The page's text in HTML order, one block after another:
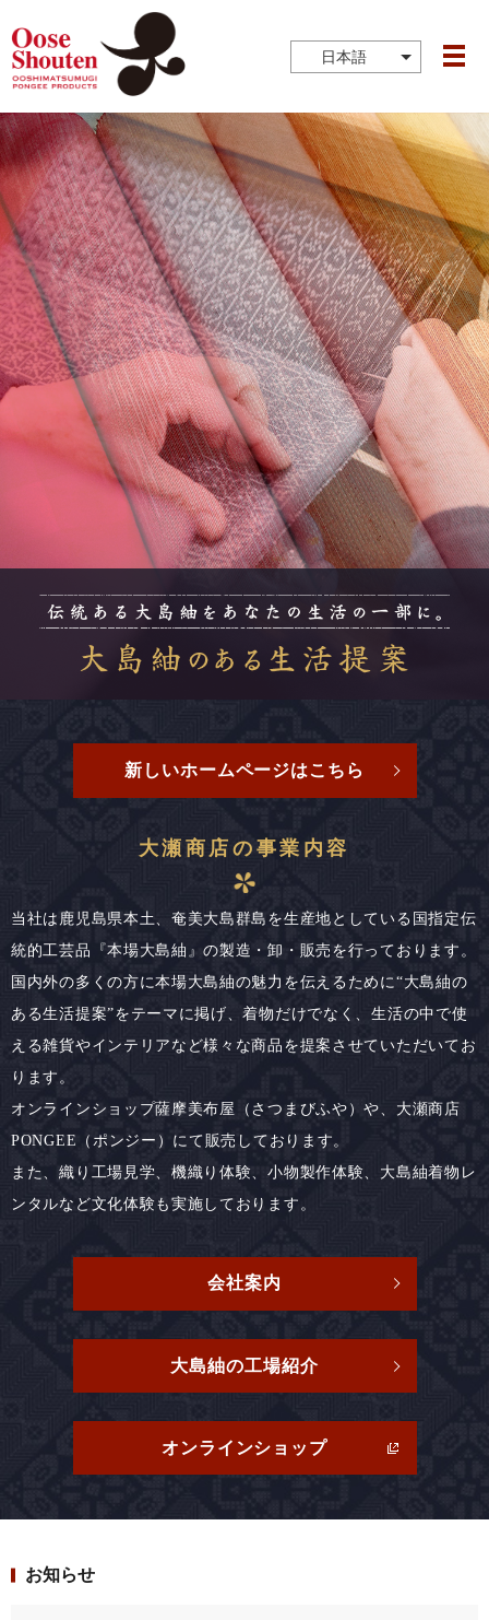
メ
日本語
新しいホームページはこちら
大瀬商店の事業内容
当社は鹿児島県本土、奄美大島群島を生産地としている国指定伝
統的工芸品『本場大島紬』の製造・卸・販売を行っております。
国内外の多くの方に本場大島紬の魅力を伝えるために“大島紬の
ある生活提案”をテーマに掲げ、着物だけでなく、生活の中で使
える雑貨やインテリアなど様々な商品を提案させていただいてお
ります。
オンラインショップ薩摩美布屋（さつまびふや）や、 大瀬商店
PONGEE（ポンジー）にて販売しております。
また、織り工場見学、機織り体験、小物製作体験、大島紬着物レ
ンタルなど文化体験も実施しております。
会社案内
大島紬の工場紹介
オンラインショップ
お知らせ